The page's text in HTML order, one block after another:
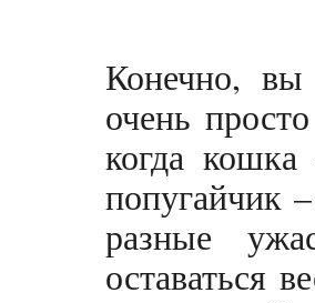
Конечно, вы
очень
когда
попугайчик
разные
оставаться